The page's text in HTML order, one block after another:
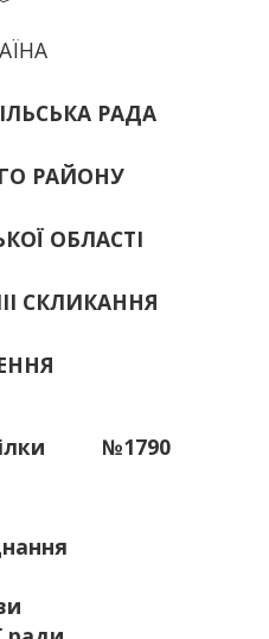
РАДА
РАЙОНУ
ОБЛАСТІ
СКЛИКАННЯ
№1790